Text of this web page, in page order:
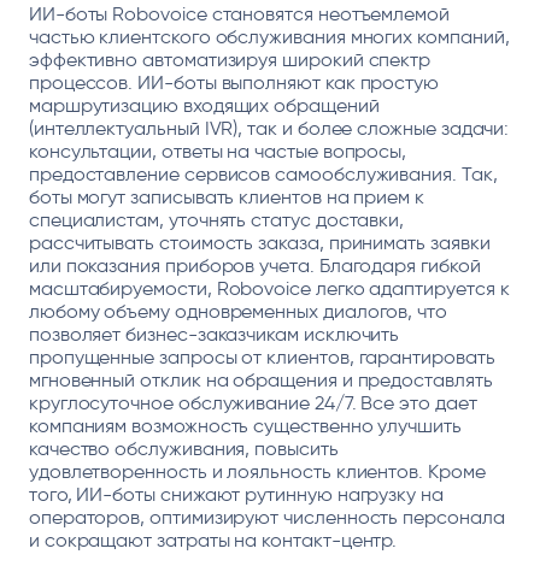
ИИ-боты Robovoice становятся неотъемлемой
частью клиентского обслуживания многих компаний,
эффективно автоматизируя широкий спектр
процессов. ИИ-боты выполняют как простую
маршрутизацию входящих обращений
(интеллектуальный IVR), так и более сложные задачи:
консультации, ответы на частые вопросы,
предоставление сервисов самообслуживания. Так,
боты могут записывать клиентов на прием к
специалистам, уточнять статус доставки,
рассчитывать стоимость заказа, принимать заявки
или показания приборов учета. Благодаря гибкой
масштабируемости, Robovoice легко адаптируется к
любому объему одновременных диалогов, что
позволяет бизнес-заказчикам исключить
пропущенные запросы от клиентов, гарантировать
мгновенный отклик на обращения и предоставлять
круглосуточное обслуживание 24/7. Все это дает
компаниям возможность существенно улучшить
качество обслуживания, повысить
удовлетворенность и лояльность клиентов. Кроме
того, ИИ-боты снижают рутинную нагрузку на
операторов, оптимизируют численность персонала
и сокращают затраты на контакт-центр.